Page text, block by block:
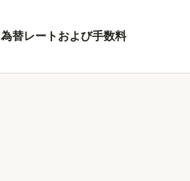
為替レートおよび手数料